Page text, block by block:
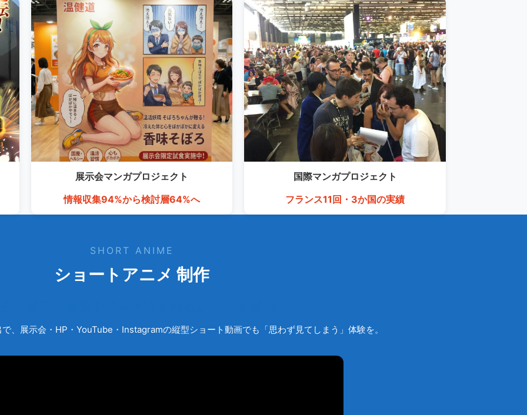
展示会マンガプロジェクト
情報収集94%から検討層64%へ
国際マンガプロジェクト
フランス11回・3か国の実績
SHORT ANIME
ショートアニメ 制作
、展示会・HP・YouTube・Instagramの縦型ショート動画でも「思わず見てしまう」体験を。